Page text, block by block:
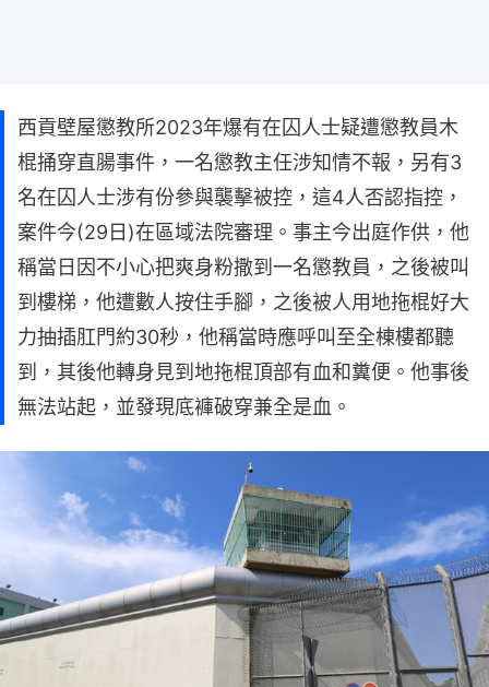
西貢壁屋懲教所2023年爆有在囚人士疑遭懲教員木
棍捅穿直腸事件，一名懲教主任涉知情不報，另有3
名在囚人士涉有份參與襲擊被控，這4人否認指控，
案件今(29日)在區域法院審理。事主今出庭作供，他
稱當日因不小心把爽身粉撒到一名懲教員，之後被叫
到樓梯，他遭數人按住手腳，之後被人用地拖棍好大
力抽插肛門約30秒，他稱當時應呼叫至全棟樓都聽
到，其後他轉身見到地拖棍頂部有血和糞便。他事後
無法站起，並發現底褲破穿兼全是血。